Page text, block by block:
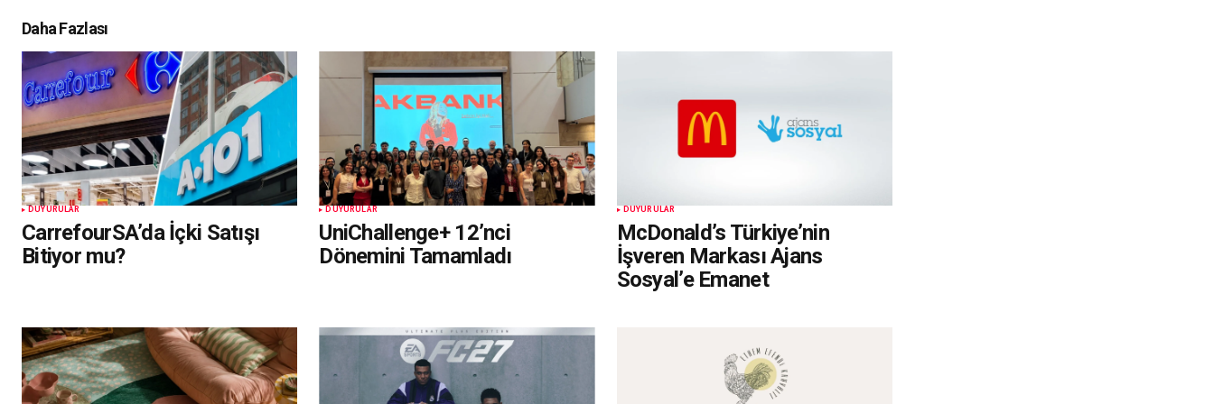
Daha Fazlası
DUYURULAR
CarrefourSA’da İçki Satışı
Bitiyor mu?
DUYURULAR
UniChallenge+ 12’nci
Dönemini Tamamladı
DUYURULAR
McDonald’s Türkiye’nin
İşveren Markası Ajans
Sosyal’e Emanet